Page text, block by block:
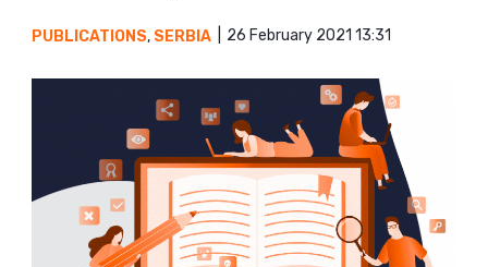
PUBLICATIONS, SERBIA 26 February 2021 13:31